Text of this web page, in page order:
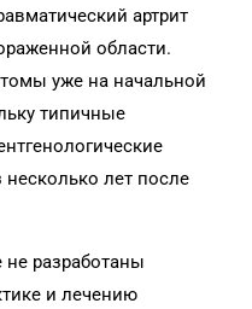
артрит
области.
уже на начальной
типичные
лет после
разработаны
и лечению